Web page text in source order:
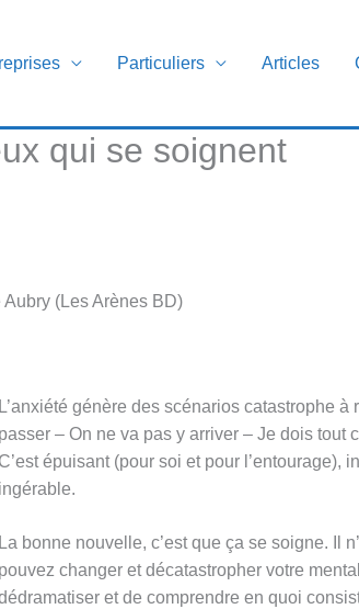
Particuliers Articles
qui se soignent
(Les Arènes BD)
L’anxiété génère des scénarios catastrophe à
passer – On ne va pas y arriver – Je dois tout
C’est épuisant (pour soi et pour l’entourage),
ingérable.
La bonne nouvelle, c’est que ça se soigne. Il
pouvez changer et décatastropher votre
et de comprendre en quoi